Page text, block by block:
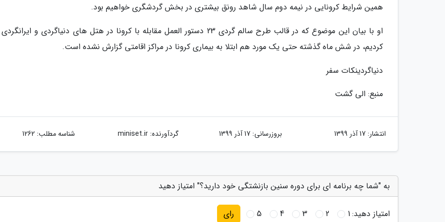
همین شرایط کرونایی در نیمه دوم سال شاهد رونق بیشتری در بخش گردشگری خواهیم بود.
او با بیان این موضوع که در قالب طرح سالم گردی 23 دستور العمل مقابله با کرونا در هتل های دنیاگردی و
کردیم، در شش ماه گذشته حتی یک مورد هم ابتلا به بیماری کرونا در مراکز اقامتی گزارش نشده است.
دنیاگردینکات سفر
منبع: الی گشت
انتشار: 17 آذر 1399 بروزرسانی: 17 آذر 1399 گردآورنده:miniset.ir شناسه مطلب: 1262
به "شما چه برنامه ای برای دوره سنین بازنشتگی خود دارید؟" امتیاز دهید
امتیاز دهید:1
2
3
4
5 رای